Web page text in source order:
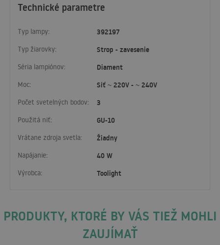
Technické parametre
Typ lampy: 392197
Typ žiarovky: Strop - zavesenie
Séria lampiónov: Diament
Moc: Síť ~ 220V - ~ 240V
Počet svetelných bodov: 3
Použitá niť: GU-10
Vrátane zdroja svetla: Žiadny
Napájanie: 40 W
Výrobca: Toolight
PRODUKTY, KTORÉ BY VÁS TIEŽ MOHLI
ZAUJÍMAŤ